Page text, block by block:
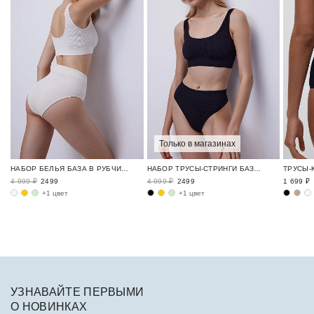
4 999 ₽ 2499
+1 цвет
Только в магазинах
4 999 ₽ 2499
+1 цвет
1 699 ₽
УЗНАВАЙТЕ ПЕРВЫМИ
О НОВИНКАХ